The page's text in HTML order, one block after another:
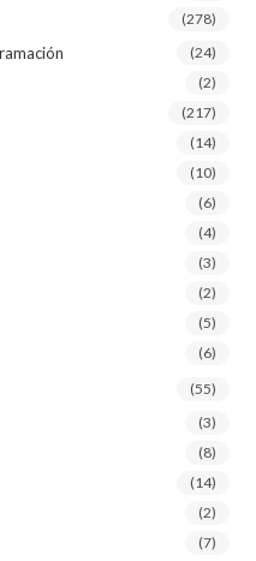
(278)
(24)
(2)
(217)
(14)
(10)
(6)
(4)
(3)
(2)
(5)
(6)
(55)
(3)
(8)
(14)
(2)
(7)